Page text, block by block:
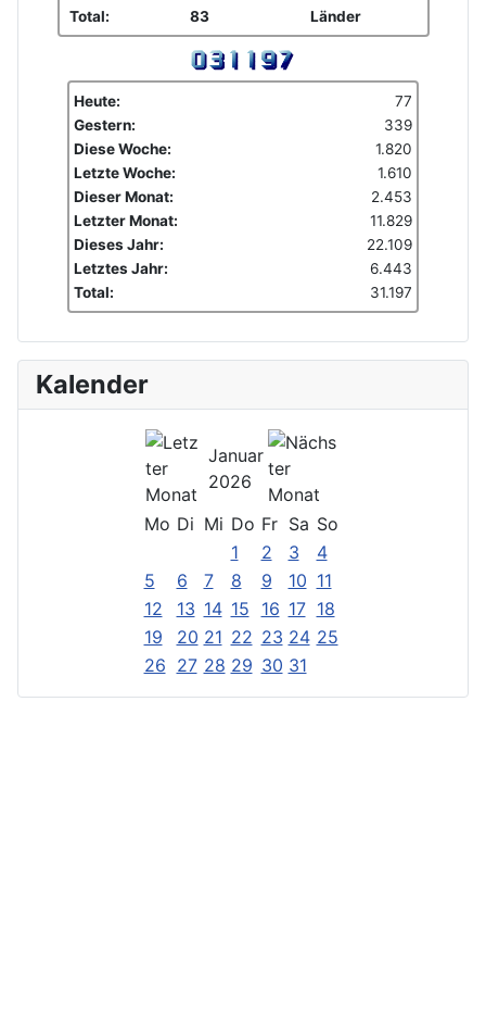
Total: 83 Länder
Heute:
77
Gestern:
339
Diese Woche:
1.820
Letzte Woche:
1.610
Dieser Monat:
2.453
Letzter Monat:
11.829
Dieses Jahr:
22.109
Letztes Jahr:
6.443
Total:
31.197
Kalender
Januar
2026
Mo Di Mi Do Fr Sa So
1
2 3
4
5
6 7 8 9 10 11
12
13 14 15 16 17 18
19
20 21 22 23 24 25
26 27 28 29 30 31